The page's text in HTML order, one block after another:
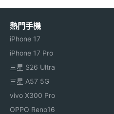
熱門手機
iPhone 17
iPhone 17 Pro
三星 S26 Ultra
三星 A57 5G
vivo X300 Pro
OPPO Reno16